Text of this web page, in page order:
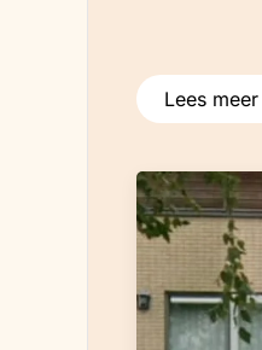
Lees meer